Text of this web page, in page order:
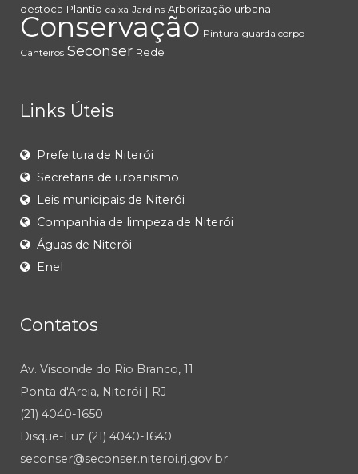
destoca Plantio caixa Jardins Arborização urbana
Conservação Pintura guarda corpo
Canteiros Seconser Rede
Links Úteis
Prefeitura de Niterói
Secretaria de urbanismo
Leis municipais de Niterói
Companhia de limpeza de Niterói
Águas de Niterói
Enel
Contatos
Av. Visconde do Rio Branco, 11
Ponta d'Areia, Niterói | RJ
(21) 4040-1650
Disque-Luz (21) 4040-1640
seconser@seconser.niteroi.rj.gov.br